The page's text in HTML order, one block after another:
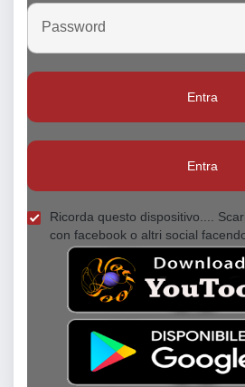
Password
Entra
Entra
Ricorda questo dispositivo....
con facebook o altri social